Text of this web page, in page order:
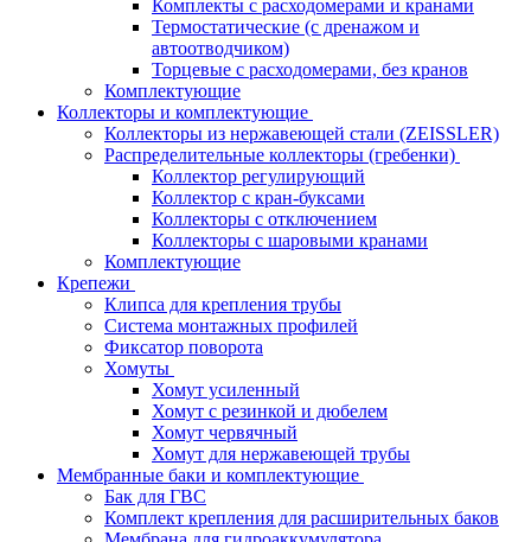
Комплекты с расходомерами и кранами
Термостатические (с дренажом и
автоотводчиком)
Торцевые с расходомерами, без кранов
Комплектующие
Коллекторы и комплектующие
Коллекторы из нержавеющей стали (ZEISSLER)
Распределительные коллекторы (гребенки)
Коллектор регулирующий
Коллектор с кран-буксами
Коллекторы с отключением
Коллекторы с шаровыми кранами
Комплектующие
Крепежи
Клипса для крепления трубы
Система монтажных профилей
Фиксатор поворота
Хомуты
Хомут усиленный
Хомут с резинкой и дюбелем
Хомут червячный
Хомут для нержавеющей трубы
Мембранные баки и комплектующие
Бак для ГВС
Комплект крепления для расширительных баков